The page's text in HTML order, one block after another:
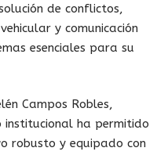
de conflictos,
y comunicación
esenciales para su
Campos Robles,
ha permitido
robusto y equipado con